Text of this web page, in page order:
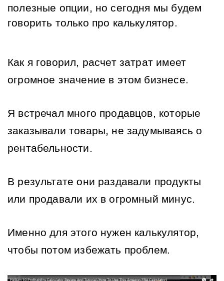
полезные опции, но сегодня мы будем
говорить только про калькулятор.
Как я говорил, расчет затрат имеет
огромное значение в этом бизнесе.
Я встречал много продавцов, которые
заказывали товары, не задумываясь о
рентабельности.
В результате они раздавали продукты
или продавали их в огромный минус.
Именно для этого нужен калькулятор,
чтобы потом избежать проблем.